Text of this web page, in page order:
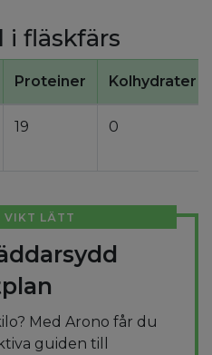
i fläskfärs
Proteiner Kolhydrater
19 0
VIKT LÄTT
Med Arono får du
guiden till